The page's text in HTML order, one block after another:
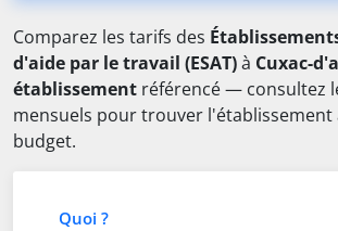
Comparez les tarifs des
d'aide par le travail (ESAT)à Cuxac-
établissement référencé — consultez
mensuels pour trouver l'établissement
budget.
Quoi ?